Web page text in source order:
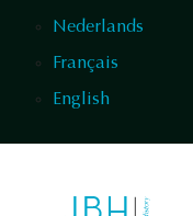
Nederlands
Français
English